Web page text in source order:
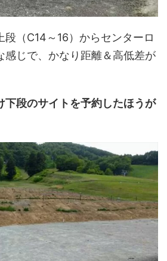
段（C14～16）からセンターロ
感じで、かなり距離＆高低差が
下段のサイトを予約したほうが